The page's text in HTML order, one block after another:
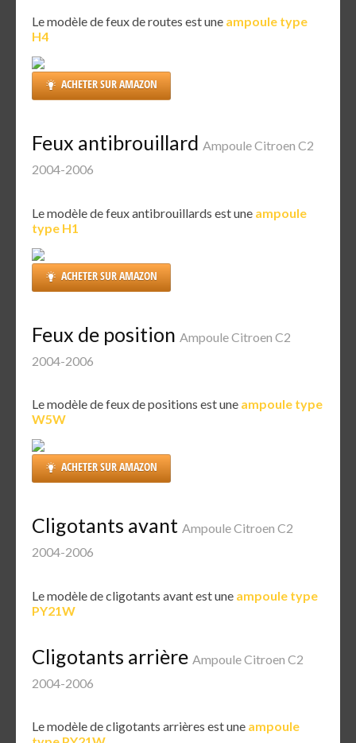
Le modèle de feux de routes est une ampoule type
H4
ACHETER SUR AMAZON
Feux antibrouillard Ampoule Citroen C2
2004-2006
Le modèle de feux antibrouillards est une ampoule
type H1
ACHETER SUR AMAZON
Feux de position Ampoule Citroen C2
2004-2006
Le modèle de feux de positions est une ampoule type
W5W
ACHETER SUR AMAZON
Cligotants avant Ampoule Citroen C2
2004-2006
Le modèle de cligotants avant est une ampoule type
PY21W
Cligotants arrière Ampoule Citroen C2
2004-2006
Le modèle de cligotants arrières est une ampoule